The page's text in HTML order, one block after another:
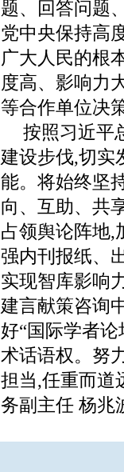
题、回答问题
党中央保持高
广大人民的根
度高、影响力
等合作单位决
按照习近平
建设步伐,切实
能。将始终坚
向、互助、共
占领舆论阵地,
强内刊报纸、
实现智库影响
建言献策咨询
好“国际学者
术话语权。努
担当,任重而道
务副主任 杨兆